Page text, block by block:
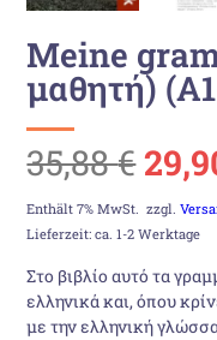
Meine
μαθητή)
35,88€
war:
Enthält 7% MwSt. zzgl.
Lieferzeit: ca. 1-2 Werktage
Στο βιβλίο αυτό τα
ελληνικά και, όπου
με την ελληνική